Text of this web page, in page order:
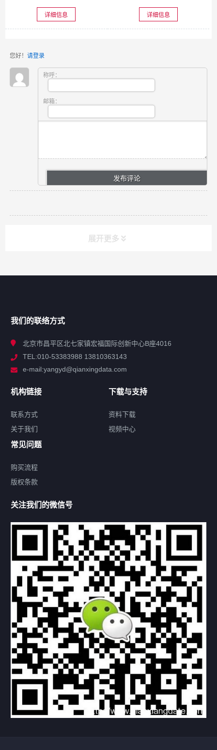
详细信息 详细信息
您好！ 请登录
称呼：
邮箱：
展开更多
解决方案
联系方式
热门标签
机构链接
联系方式 关于我们
下载与支持
资料下载 视频中心
常见问题
购买流程 版权条款
北京乾行捷通荣获阿里巴巴国际站多项年度荣誉，持续引
领ICT与AI行业发展
2025/12/22 532 新闻中心 信创服务器国产服务器
我们的联络方式
北京市昌平区北七家镇宏福国际创新中心B座4016
TEL:010-53383988 13810363143
e-mail:yangyd@qianxingdata.com
机构链接
联系方式
关于我们
下载与支持
资料下载
视频中心
常见问题
购买流程
版权条款
关注我们的微信号